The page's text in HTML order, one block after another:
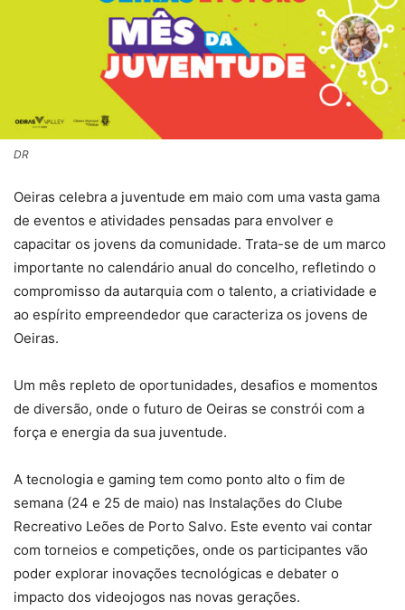
DR
Oeiras celebra a juventude em maio com uma vasta gama
de eventos e atividades pensadas para envolver e
capacitar os jovens da comunidade. Trata-se de um marco
importante no calendário anual do concelho, refletindo o
compromisso da autarquia com o talento, a criatividade e
ao espírito empreendedor que caracteriza os jovens de
Oeiras.
Um mês repleto de oportunidades, desafios e momentos
de diversão, onde o futuro de Oeiras se constrói com a
força e energia da sua juventude.
A tecnologia e gaming tem como ponto alto o fim de
semana (24 e 25 de maio) nas Instalações do Clube
Recreativo Leões de Porto Salvo. Este evento vai contar
com torneios e competições, onde os participantes vão
poder explorar inovações tecnológicas e debater o
impacto dos videojogos nas novas gerações.